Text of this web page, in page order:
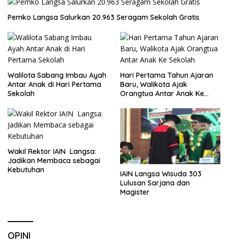
Pemko Langsa Salurkan 20.963 Seragam Sekolah Gratis
Walilota Sabang Imbau Ayah
Antar Anak di Hari Pertama
Sekolah
Hari Pertama Tahun Ajaran
Baru, Walikota Ajak
Orangtua Antar Anak Ke
Wakil Rektor IAIN Langsa:
Jadikan Membaca sebagai
Kebutuhan
IAIN Langsa Wisuda 303
Lulusan Sarjana dan
Magister
OPINI